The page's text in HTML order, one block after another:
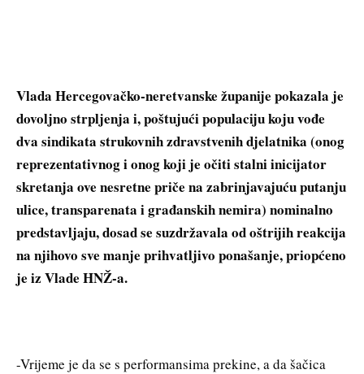
Vlada Hercegovačko-neretvanske županije pokazala je
dovoljno strpljenja i, poštujući populaciju koju vođe
dva sindikata strukovnih zdravstvenih djelatnika (onog
reprezentativnog i onog koji je očiti stalni inicijator
skretanja ove nesretne priče na zabrinjavajuću putanju
ulice, transparenata i građanskih nemira) nominalno
predstavljaju, dosad se suzdržavala od oštrijih reakcija
na njihovo sve manje prihvatljivo ponašanje, priopćeno
je iz Vlade HNŽ-a.
-Vrijeme je da se s performansima prekine, a da šačica